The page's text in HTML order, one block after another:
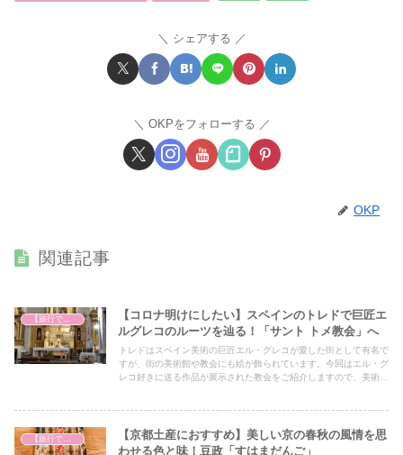
シェアする
OKPをフォローする
OKP
関連記事
【旅行で心を癒そう】
【コロナ明けにしたい】スペインのトレドで巨匠エ
ルグレコのルーツを辿る！「サント トメ教会」へ
トレドはスペイン美術の巨匠エル・グレコが愛した街として有名で
すが、街の美術館や教会にも絵が飾られています。今回はエル・グ
レコ好きに送る作品が展示された教会をご紹介しますので、美術に
【旅行で心を癒そう】
【京都土産におすすめ】美しい京の春秋の風情を思
わせる色と味！豆政「すはまだんご」